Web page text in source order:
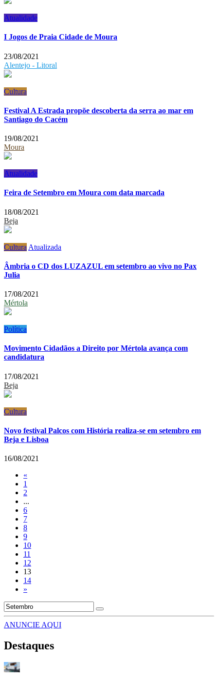
Atualidade
I Jogos de Praia Cidade de Moura
23/08/2021
Alentejo - Litoral
Cultura
Festival A Estrada propõe descoberta da serra ao mar em
Santiago do Cacém
19/08/2021
Moura
Atualidade
Feira de Setembro em Moura com data marcada
18/08/2021
Beja
Cultura Atualizada
Âmbria o CD dos LUZAZUL em setembro ao vivo no Pax
Julia
17/08/2021
Mértola
Política
Movimento Cidadãos a Direito por Mértola avança com
candidatura
17/08/2021
Beja
Cultura
Novo festival Palcos com História realiza-se em setembro em
Beja e Lisboa
16/08/2021
«
1
2
...
6
7
8
9
10
11
12
13
14
»
ANUNCIE AQUI
Destaques